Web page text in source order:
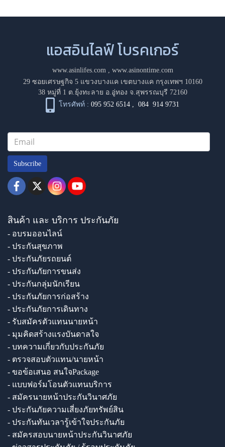
แอสอินไลฟ์ โบรคเกอร์
www.asinlifes.com, www.asinontime.com
29 ซอยเศรษฐกิจ 5 แขวงบางแค เขตบางแค กรุงเทพฯ 10160
38 หมู่ที่ 1 ต.ยุ้งทะลาย อ.อู่ทอง จ.สุพรรณบุรี 72160
โทรศัพท์ : 095 952 6514 ,084 914 9731
Subscribe
สินค้า และ บริการ ประกันภัย
- อบรมออนไลน์
- ประกันสุขภาพ
- ประกันภัยรถยนต์
- ประกันภัยการขนส่ง
- ประกันกลุ่มนักเรียน
- ประกันภัยการก่อสร้าง
- ประกันภัยการเดินทาง
- รับสมัครตัวแทนนายหน้า
- มุมคิดสร้างแรงบันดาลใจ
- บทความเกี่ยวกับประกันภัย
- ตรวจสอบตัวแทน/นายหน้า
- ขอข้อเสนอ สนใจPackage
- แบบฟอร์มโอนตัวแทนบริการ
- สมัครนายหน้าประกันวินาศภัย
- ประกันภัยความเสี่ยงภัยทรัพย์สิน
- ประกันทันเวลารู้เข้าใจประกันภัย
- สมัครสอบนายหน้าประกันวินาศภัย